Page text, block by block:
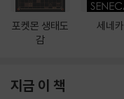
포켓몬 생태도
감
세네카
지금 이 책